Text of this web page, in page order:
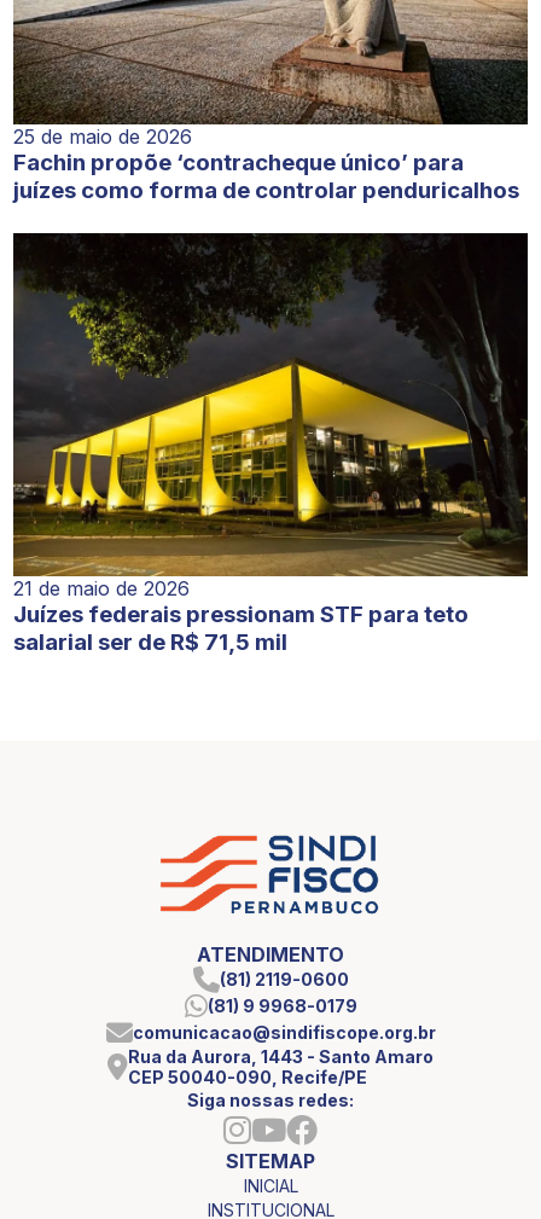
25 de maio de 2026
Fachin propõe ‘contracheque único’ para
juízes como forma de controlar penduricalhos
21 de maio de 2026
Juízes federais pressionam STF para teto
salarial ser de R$ 71,5 mil
ATENDIMENTO
(81) 2119-0600
(81) 9 9968-0179
comunicacao@sindifiscope.org.br
Rua da Aurora, 1443 - Santo Amaro
CEP 50040-090, Recife/PE
Siga nossas redes:
SITEMAP
INICIAL
INSTITUCIONAL